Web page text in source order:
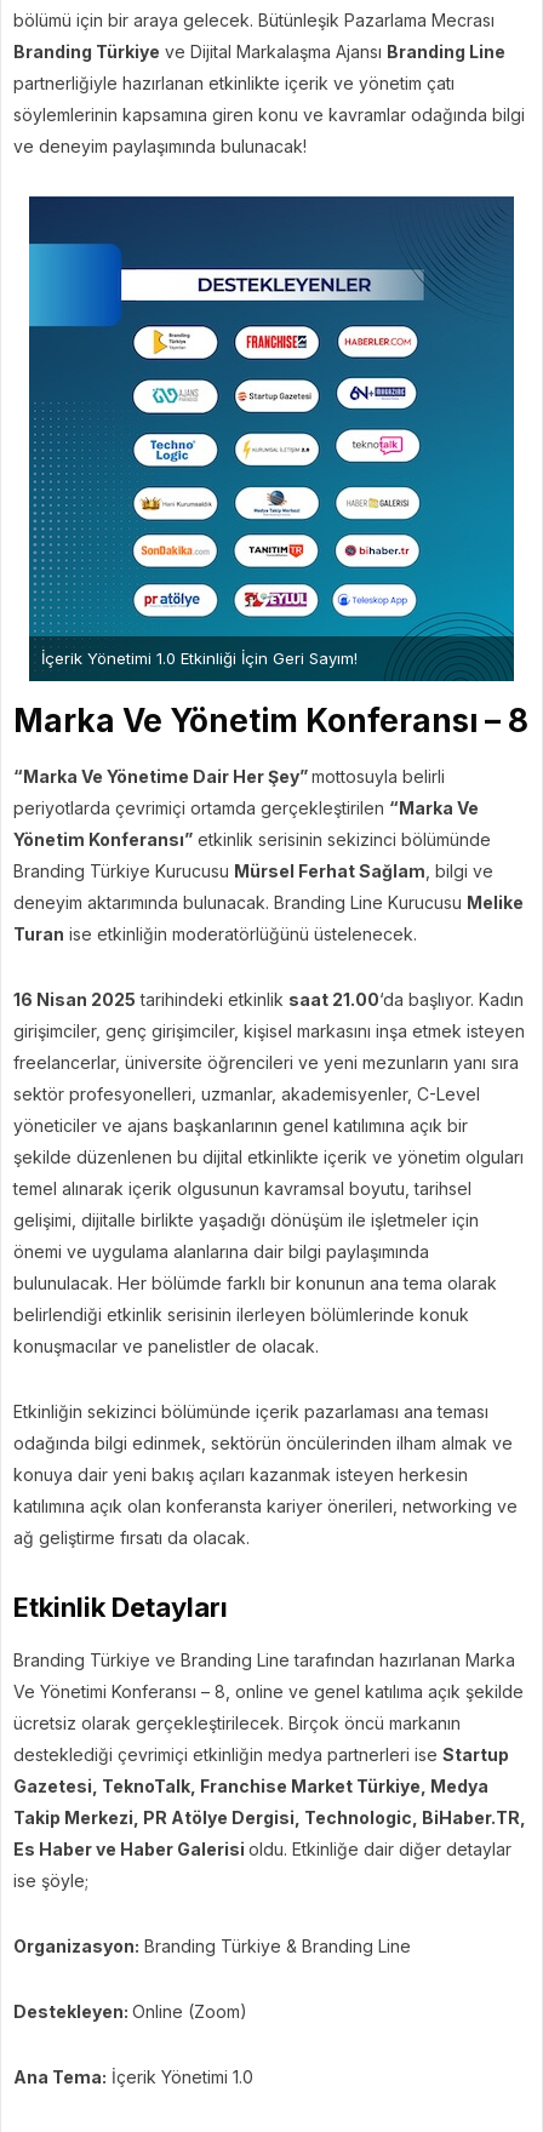
bölümü için bir araya gelecek. Bütünleşik Pazarlama Mecrası
Branding Türkiye ve Dijital Markalaşma Ajansı Branding Line
partnerliğiyle hazırlanan etkinlikte içerik ve yönetim çatı
söylemlerinin kapsamına giren konu ve kavramlar odağında bilgi
ve deneyim paylaşımında bulunacak!
İçerik Yönetimi 1.0 Etkinliği İçin Geri Sayım!
Marka Ve Yönetim Konferansı – 8
“Marka Ve Yönetime Dair Her Şey”mottosuyla belirli
periyotlarda çevrimiçi ortamda gerçekleştirilen “Marka Ve
Yönetim Konferansı” etkinlik serisinin sekizinci bölümünde
Branding Türkiye Kurucusu Mürsel Ferhat Sağlam , bilgi ve
deneyim aktarımında bulunacak. Branding Line Kurucusu Melike
Turan ise etkinliğin moderatörlüğünü üstelenecek.
16 Nisan 2025 tarihindeki etkinlik saat 21.00‘da başlıyor. Kadın
girişimciler, genç girişimciler, kişisel markasını inşa etmek isteyen
freelancerlar, üniversite öğrencileri ve yeni mezunların yanı sıra
sektör profesyonelleri, uzmanlar, akademisyenler, C-Level
yöneticiler ve ajans başkanlarının genel katılımına açık bir
şekilde düzenlenen bu dijital etkinlikte içerik ve yönetim olguları
temel alınarak içerik olgusunun kavramsal boyutu, tarihsel
gelişimi, dijitalle birlikte yaşadığı dönüşüm ile işletmeler için
önemi ve uygulama alanlarına dair bilgi paylaşımında
bulunulacak. Her bölümde farklı bir konunun ana tema olarak
belirlendiği etkinlik serisinin ilerleyen bölümlerinde konuk
konuşmacılar ve panelistler de olacak.
Etkinliğin sekizinci bölümünde içerik pazarlaması ana teması
odağında bilgi edinmek, sektörün öncülerinden ilham almak ve
konuya dair yeni bakış açıları kazanmak isteyen herkesin
katılımına açık olan konferansta kariyer önerileri, networking ve
ağ geliştirme fırsatı da olacak.
Etkinlik Detayları
Branding Türkiye ve Branding Line tarafından hazırlanan Marka
Ve Yönetimi Konferansı – 8, online ve genel katılıma açık şekilde
ücretsiz olarak gerçekleştirilecek. Birçok öncü markanın
desteklediği çevrimiçi etkinliğin medya partnerleri ise Startup
Gazetesi, TeknoTalk, Franchise Market Türkiye, Medya
Takip Merkezi, PR Atölye Dergisi, Technologic, BiHaber.TR,
Es Haber ve Haber Galerisi oldu. Etkinliğe dair diğer detaylar
ise şöyle;
Organizasyon: Branding Türkiye & Branding Line
Destekleyen: Online (Zoom)
Ana Tema: İçerik Yönetimi 1.0